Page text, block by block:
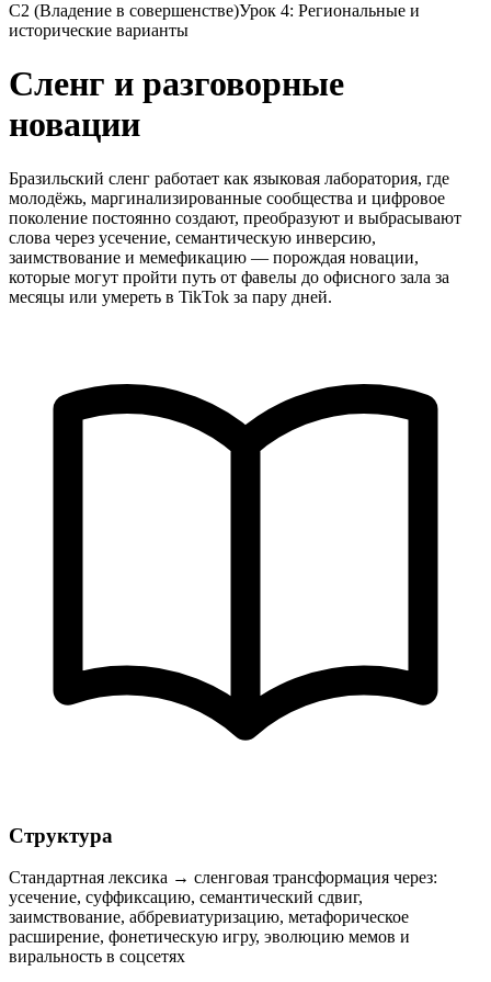
C2 (Владение в совершенстве)Урок 4: Региональные и
исторические варианты
Сленг и разговорные
новации
Бразильский сленг работает как языковая лаборатория, где
молодёжь, маргинализированные сообщества и цифровое
поколение постоянно создают, преобразуют и выбрасывают
слова через усечение, семантическую инверсию,
заимствование и мемефикацию — порождая новации,
которые могут пройти путь от фавелы до офисного зала за
месяцы или умереть в TikTok за пару дней.
Структура
Стандартная лексика → сленговая трансформация через:
усечение, суффиксацию, семантический сдвиг,
заимствование, аббревиатуризацию, метафорическое
расширение, фонетическую игру, эволюцию мемов и
виральность в соцсетях